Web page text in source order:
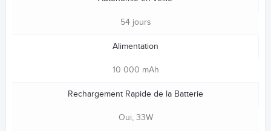
54 jours
Alimentation
10 000 mAh
Rechargement Rapide de la Batterie
Oui, 33W